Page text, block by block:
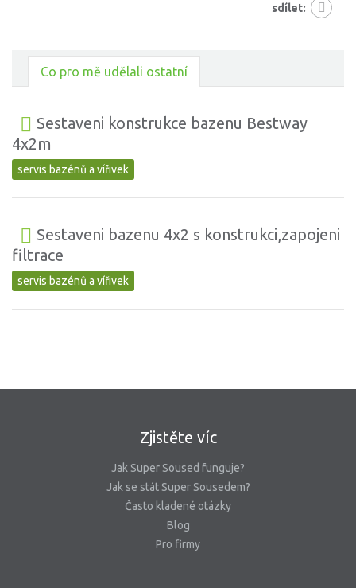
sdílet:
Co pro mě udělali ostatní
Sestaveni konstrukce bazenu Bestway
4x2m
servis bazénů a vířivek
Sestaveni bazenu 4x2 s konstrukci,zapojeni
filtrace
servis bazénů a vířivek
Zjistěte víc
Jak Super Soused funguje?
Jak se stát Super Sousedem?
Často kladené otázky
Blog
Pro firmy